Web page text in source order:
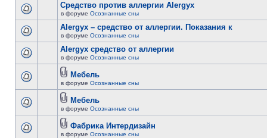
Cредство против аллергии Alergyx
в форуме Осознанные сны
Alergyx – средство от аллергии. Показания к
в форуме Осознанные сны
Alergyx средство от аллергии
в форуме Осознанные сны
Мебель
в форуме Осознанные сны
Мебель
в форуме Осознанные сны
Фабрика Интердизайн
в форуме Осознанные сны